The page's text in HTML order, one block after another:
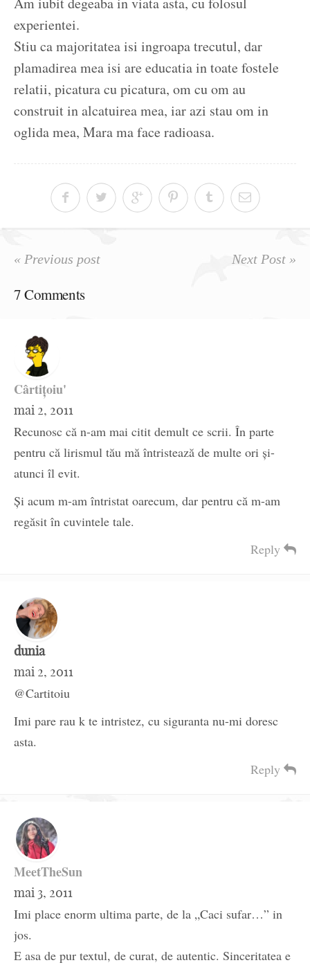
experientei.
Stiu ca majoritatea isi ingroapa trecutul, dar
plamadirea mea isi are educatia in toate fostele
relatii, picatura cu picatura, om cu om au
construit in alcatuirea mea, iar azi stau om in
oglida mea, Mara ma face radioasa.
« Previous post Next Post »
7 Comments
Cârtiţoiu'
mai 2, 2011
Recunosc că n-am mai citit demult ce scrii. În parte
pentru că lirismul tău mă întristează de multe ori şi-
atunci îl evit.
Şi acum m-am întristat oarecum, dar pentru că m-am
regăsit în cuvintele tale.
Reply
dunia
mai 2, 2011
@Cartitoiu
Imi pare rau k te intristez, cu siguranta nu-mi doresc
asta.
Reply
MeetTheSun
mai 3, 2011
Imi place enorm ultima parte, de la „Caci sufar…” in
jos.
E asa de pur textul, de curat, de autentic. Sinceritatea e